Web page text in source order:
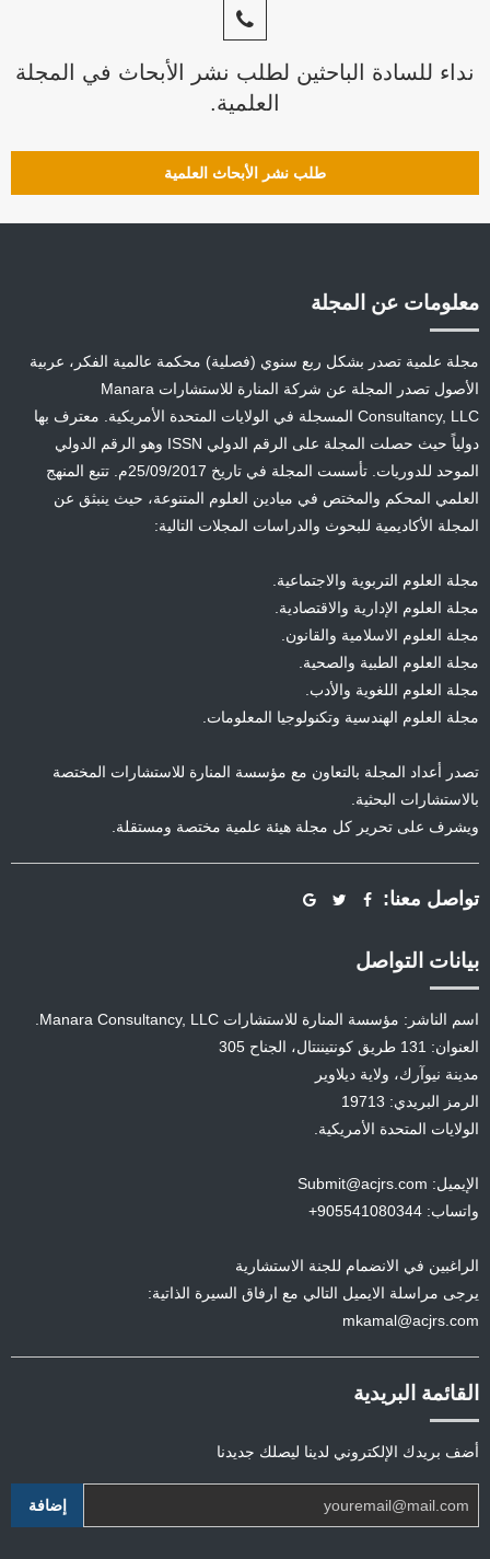
نداء للسادة الباحثين لطلب نشر الأبحاث في المجلة
العلمية.
طلب نشر الأبحاث العلمية
معلومات عن المجلة
مجلة علمية تصدر بشكل ربع سنوي (فصلية) محكمة عالمية الفكر، عربية
الأصول تصدر المجلة عن شركة المنارة للاستشارات Manara
Consultancy, LLC المسجلة في الولايات المتحدة الأمريكية. معترف بها
دولياً حيث حصلت المجلة على الرقم الدولي ISSN وهو الرقم الدولي
الموحد للدوريات. تأسست المجلة في تاريخ 25/09/2017م. تتبع المنهج
العلمي المحكم والمختص في ميادين العلوم المتنوعة، حيث ينبثق عن
المجلة الأكاديمية للبحوث والدراسات المجلات التالية:
مجلة العلوم التربوية والاجتماعية.
مجلة العلوم الإدارية والاقتصادية.
مجلة العلوم الاسلامية والقانون.
مجلة العلوم الطبية والصحية.
مجلة العلوم اللغوية والأدب.
مجلة العلوم الهندسية وتكنولوجيا المعلومات.
تصدر أعداد المجلة بالتعاون مع مؤسسة المنارة للاستشارات المختصة
بالاستشارات البحثية.
ويشرف على تحرير كل مجلة هيئة علمية مختصة ومستقلة.
تواصل معنا:
بيانات التواصل
اسم الناشر: مؤسسة المنارة للاستشارات Manara Consultancy, LLC.
العنوان: 131 طريق كونتيننتال، الجناح 305
مدينة نيوآرك، ولاية ديلاوير
الرمز البريدي: 19713
الولايات المتحدة الأمريكية.
الإيميل: Submit@acjrs.com
واتساب: 905541080344+
الراغبين في الانضمام للجنة الاستشارية
يرجى مراسلة الايميل التالي مع ارفاق السيرة الذاتية:
mkamal@acjrs.com
القائمة البريدية
أضف بريدك الإلكتروني لدينا ليصلك جديدنا